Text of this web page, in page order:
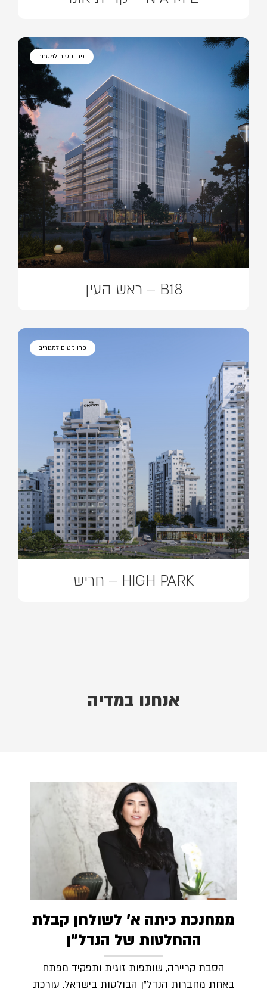
פרויקטים למסחר
B18 – ראש העין
פרויקטים למגורים
HIGH PARK – חריש
אנחנו במדיה
ממחנכת כיתה א' לשולחן קבלת
ההחלטות של הנדל"ן
הסבת קריירה, שותפות זוגית ותפקיד מפתח
באחת מחברות הנדל”ן הבולטות בישראל. עורכת